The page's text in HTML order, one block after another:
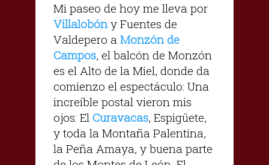
Mi paseo de hoy me lleva por
Villalobóny Fuentes de
Valdepero a Monzón de
Campos, el balcón de Monzón
es el Alto de la Miel, donde da
comienzo el espectáculo: Una
increíble postal vieron mis
ojos: El Curavacas, Espigüete,
y toda la Montaña Palentina,
la Peña Amaya, y buena parte